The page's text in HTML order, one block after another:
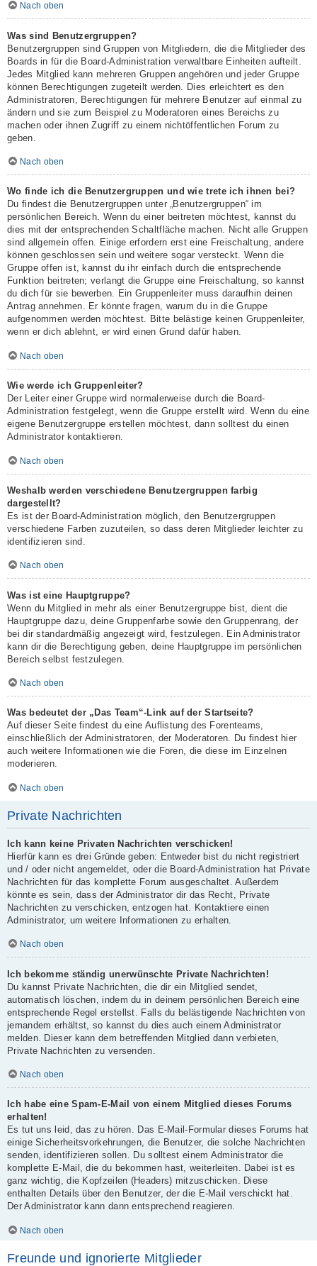
Nach oben
Was sind Benutzergruppen?
Benutzergruppen sind Gruppen von Mitgliedern, die die Mitglieder des
Boards in für die Board-Administration verwaltbare Einheiten aufteilt.
Jedes Mitglied kann mehreren Gruppen angehören und jeder Gruppe
können Berechtigungen zugeteilt werden. Dies erleichtert es den
Administratoren, Berechtigungen für mehrere Benutzer auf einmal zu
ändern und sie zum Beispiel zu Moderatoren eines Bereichs zu
machen oder ihnen Zugriff zu einem nichtöffentlichen Forum zu
geben.
Nach oben
Wo finde ich die Benutzergruppen und wie trete ich ihnen bei?
Du findest die Benutzergruppen unter „Benutzergruppen“ im
persönlichen Bereich. Wenn du einer beitreten möchtest, kannst du
dies mit der entsprechenden Schaltfläche machen. Nicht alle Gruppen
sind allgemein offen. Einige erfordern erst eine Freischaltung, andere
können geschlossen sein und weitere sogar versteckt. Wenn die
Gruppe offen ist, kannst du ihr einfach durch die entsprechende
Funktion beitreten; verlangt die Gruppe eine Freischaltung, so kannst
du dich für sie bewerben. Ein Gruppenleiter muss daraufhin deinen
Antrag annehmen. Er könnte fragen, warum du in die Gruppe
aufgenommen werden möchtest. Bitte belästige keinen Gruppenleiter,
wenn er dich ablehnt, er wird einen Grund dafür haben.
Nach oben
Wie werde ich Gruppenleiter?
Der Leiter einer Gruppe wird normalerweise durch die Board-
Administration festgelegt, wenn die Gruppe erstellt wird. Wenn du eine
eigene Benutzergruppe erstellen möchtest, dann solltest du einen
Administrator kontaktieren.
Nach oben
Weshalb werden verschiedene Benutzergruppen farbig
dargestellt?
Es ist der Board-Administration möglich, den Benutzergruppen
verschiedene Farben zuzuteilen, so dass deren Mitglieder leichter zu
identifizieren sind.
Nach oben
Was ist eine Hauptgruppe?
Wenn du Mitglied in mehr als einer Benutzergruppe bist, dient die
Hauptgruppe dazu, deine Gruppenfarbe sowie den Gruppenrang, der
bei dir standardmäßig angezeigt wird, festzulegen. Ein Administrator
kann dir die Berechtigung geben, deine Hauptgruppe im persönlichen
Bereich selbst festzulegen.
Nach oben
Was bedeutet der „Das Team“-Link auf der Startseite?
Auf dieser Seite findest du eine Auflistung des Forenteams,
einschließlich der Administratoren, der Moderatoren. Du findest hier
auch weitere Informationen wie die Foren, die diese im Einzelnen
moderieren.
Nach oben
Private Nachrichten
Ich kann keine Privaten Nachrichten verschicken!
Hierfür kann es drei Gründe geben: Entweder bist du nicht registriert
und / oder nicht angemeldet, oder die Board-Administration hat Private
Nachrichten für das komplette Forum ausgeschaltet. Außerdem
könnte es sein, dass der Administrator dir das Recht, Private
Nachrichten zu verschicken, entzogen hat. Kontaktiere einen
Administrator, um weitere Informationen zu erhalten.
Nach oben
Ich bekomme ständig unerwünschte Private Nachrichten!
Du kannst Private Nachrichten, die dir ein Mitglied sendet,
automatisch löschen, indem du in deinem persönlichen Bereich eine
entsprechende Regel erstellst. Falls du belästigende Nachrichten von
jemandem erhältst, so kannst du dies auch einem Administrator
melden. Dieser kann dem betreffenden Mitglied dann verbieten,
Private Nachrichten zu versenden.
Nach oben
Ich habe eine Spam-E-Mail von einem Mitglied dieses Forums
erhalten!
Es tut uns leid, das zu hören. Das E-Mail-Formular dieses Forums hat
einige Sicherheitsvorkehrungen, die Benutzer, die solche Nachrichten
senden, identifizieren sollen. Du solltest einem Administrator die
komplette E-Mail, die du bekommen hast, weiterleiten. Dabei ist es
ganz wichtig, die Kopfzeilen (Headers) mitzuschicken. Diese
enthalten Details über den Benutzer, der die E-Mail verschickt hat.
Der Administrator kann dann entsprechend reagieren.
Nach oben
Freunde und ignorierte Mitglieder